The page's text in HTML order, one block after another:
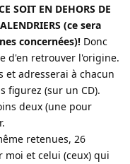
SOIT EN DEHORS DE
(ce sera
concernées)! Donc
d'en retrouver l'origine.
et adresserai à chacun
figurez (sur un CD).
deux (une pour
retenues, 26
moi et celui (ceux) qui